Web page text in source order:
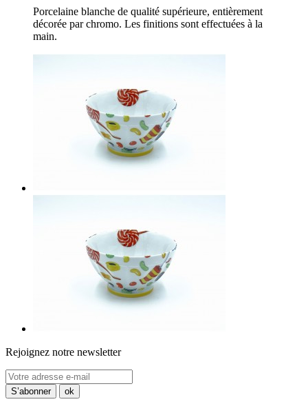
Porcelaine blanche de qualité supérieure, entièrement
décorée par chromo. Les finitions sont effectuées à la
main.
Rejoignez notre newsletter